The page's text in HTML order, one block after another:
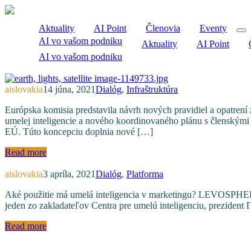
Aktuality AI Point Členovia
Eventy
AI vo vašom podniku
Aktuality AI Point
AI vo vašom podniku
aislovakia14 júna, 2021Dialóg, Infraštruktúra
Európska komisia predstavila návrh nových pravidiel a
umelej inteligencie a nového koordinovaného plánu s
EÚ. Túto koncepciu doplnia nové […]
Read more
aislovakia3 apríla, 2021Dialóg, Platforma
Aké použitie má umelá inteligencia v marketingu?
jeden zo zakladateľov Centra pre umelú inteligenciu,
Read more